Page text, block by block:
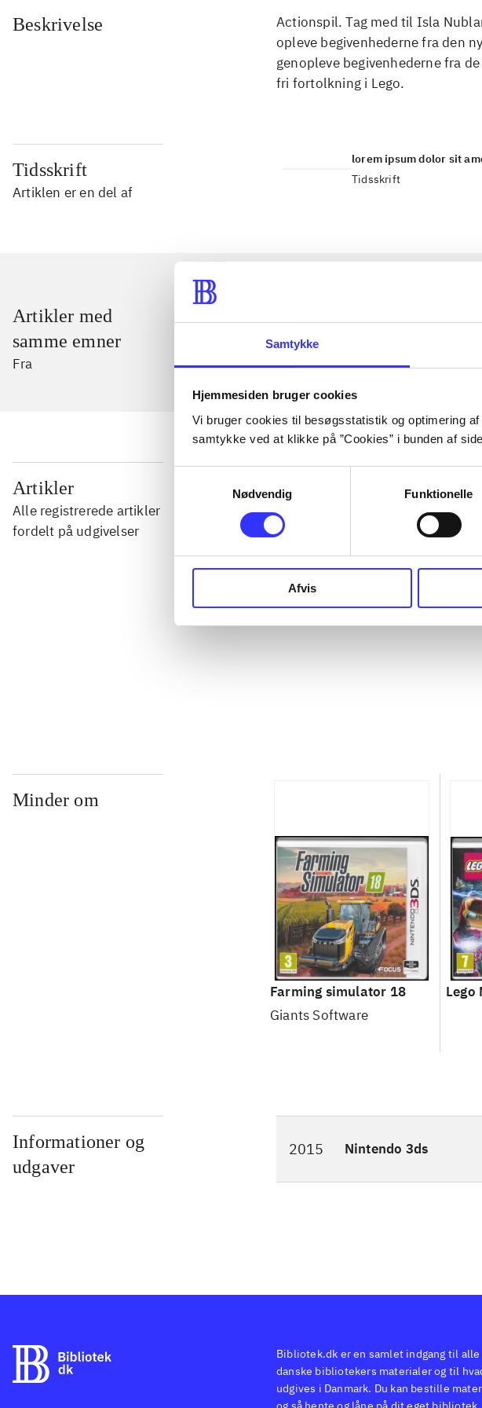
Samtykke
Hjemmesiden bruger cookies
Vi bruger cookies til besøgsstatistik og optimering
samtykke ved at klikke på ”Cookies” i bunden af
Nødvendig
Funktionelle
Afvis
Beskrivelse
Actionspil. Tag med til Isla
opleve begivenhederne fra den
genopleve begivenhederne fra
fri fortolkning i Lego.
Tidsskrift
Artiklen er en del af
lorem ipsum dolor sit
Tidsskrift
Artikler med
samme emner
Fra
Artikler
Alle registrerede artikler
fordelt på udgivelser
...
...
Minder om
Farming simulator 18
Giants Software
Lego
Informationer og
udgaver
2015 Nintendo 3ds
Bibliotek.dk er en samlet indgang til alle
danske bibliotekers materialer og til
udgives i Danmark. Du kan bestille